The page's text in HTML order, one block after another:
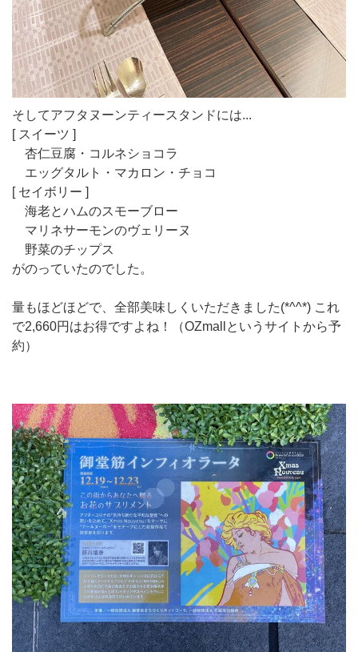
そしてアフタヌーンティースタンドには...
[ スイーツ ]
杏仁豆腐・コルネショコラ
エッグタルト・マカロン・チョコ
[ セイボリー ]
海老とハムのスモーブロー
マリネサーモンのヴェリーヌ
野菜のチップス
がのっていたのでした。
量もほどほどで、全部美味しくいただきました(*^^*) これ
で2,660円はお得ですよね！（OZmallというサイトから予
約）